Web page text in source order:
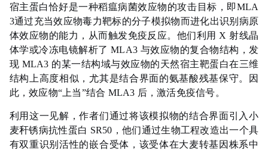
宿主蛋白恰好是一种稻瘟病菌效应物的攻击目标，即MLA
3通过充当效应物毒力靶标的分子模拟物而进化出识别病原
体效应物的能力，从而触发免疫反应。 他们利用 X 射线晶
体学或冷冻电镜解析了 MLA3 与效应物的复合物结构，发
现 MLA3 的某一结构域与效应物的天然宿主靶蛋白在三维
结构上高度相似，尤其是结合界面的氨基酸残基保守。因
此，效应物“上当”结合 MLA3 后，激活免疫信号。
利用这一见解，作者们通过将该模拟物的结合界面引入小
麦秆锈病抗性蛋白 SR50，他们通过生物工程改造出一个具
有双重识别活性的嵌合受体，该受体在大麦转基因株系中